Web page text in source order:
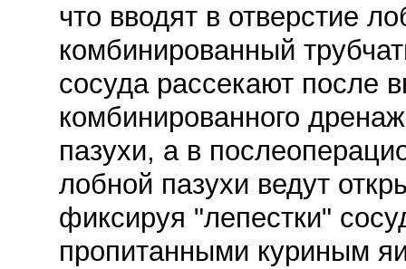
что вводят в отверстие
комбинированный
сосуда рассекают после
комбинированного
пазухи, а в
лобной пазухи ведут
фиксируя "лепестки"
пропитанными куриным